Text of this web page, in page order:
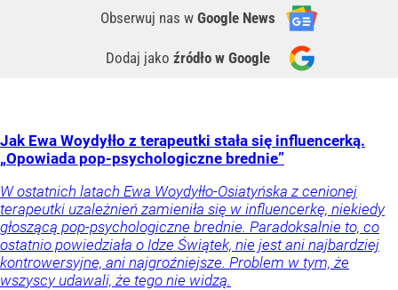
Obserwuj nas w Google News
Dodaj jako źródło w Google
Jak Ewa Woydyłło z terapeutki stała się influencerką.
„Opowiada pop-psychologiczne brednie”
W ostatnich latach Ewa Woydyłło-Osiatyńska z cenionej
terapeutki uzależnień zamieniła się w influencerkę, niekiedy
głoszącą pop-psychologiczne brednie. Paradoksalnie to, co
ostatnio powiedziała o Idze Świątek, nie jest ani najbardziej
kontrowersyjne, ani najgroźniejsze. Problem w tym, że
wszyscy udawali, że tego nie widzą.